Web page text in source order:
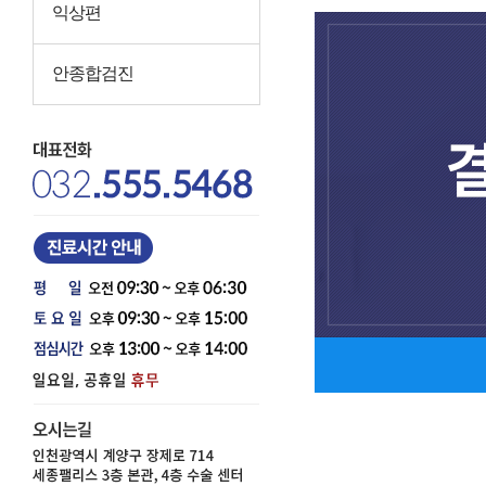
익상편
안종합검진